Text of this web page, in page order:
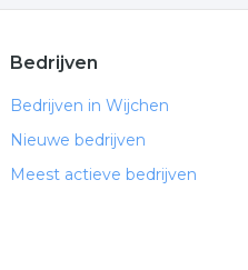
Bedrijven
Bedrijven in Wijchen
Nieuwe bedrijven
Meest actieve bedrijven